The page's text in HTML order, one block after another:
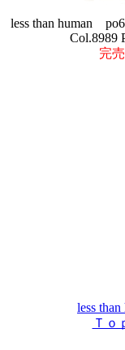
less than human
Col.8989
完売
less than
Ｔｏ